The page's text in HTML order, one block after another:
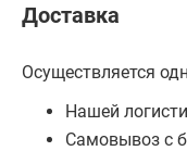
Доставка
Осуществляется
Нашей
Самовывоз с